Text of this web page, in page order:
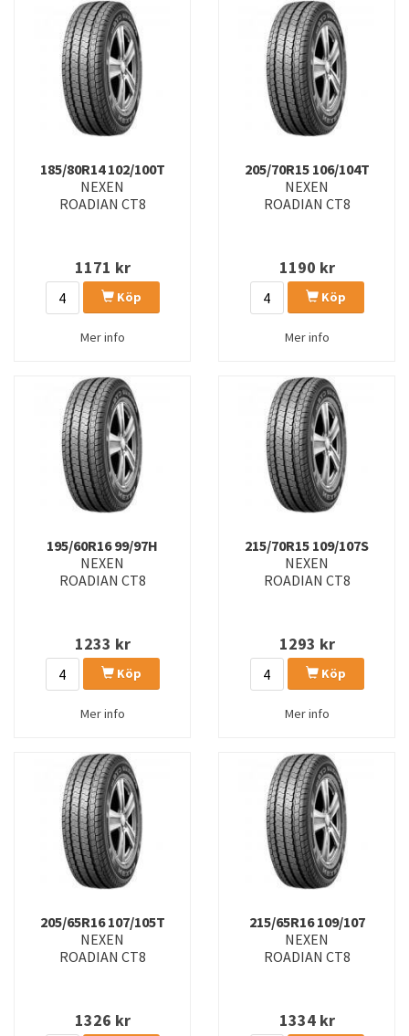
185/80R14 102/100T
NEXEN
ROADIAN CT8
1171 kr
Köp
Mer info
205/70R15 106/104T
NEXEN
ROADIAN CT8
1190 kr
Köp
Mer info
195/60R16 99/97H
NEXEN
ROADIAN CT8
1233 kr
Köp
Mer info
215/70R15 109/107S
NEXEN
ROADIAN CT8
1293 kr
Köp
Mer info
205/65R16 107/105T
NEXEN
ROADIAN CT8
1326 kr
215/65R16 109/107
NEXEN
ROADIAN CT8
1334kr